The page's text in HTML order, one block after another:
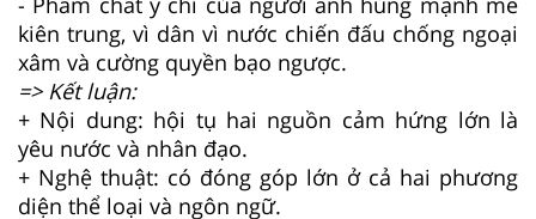
kiên trung, vì dân vì nước chiến đấu chống ngoại
xâm và cường quyền bạo ngược.
=> Kết luận:
+ Nội dung: hội tụ hai nguồn cảm hứng lớn là
yêu nước và nhân đạo.
+ Nghệ thuật: có đóng góp lớn ở cả hai phương
diện thể loại và ngôn ngữ.